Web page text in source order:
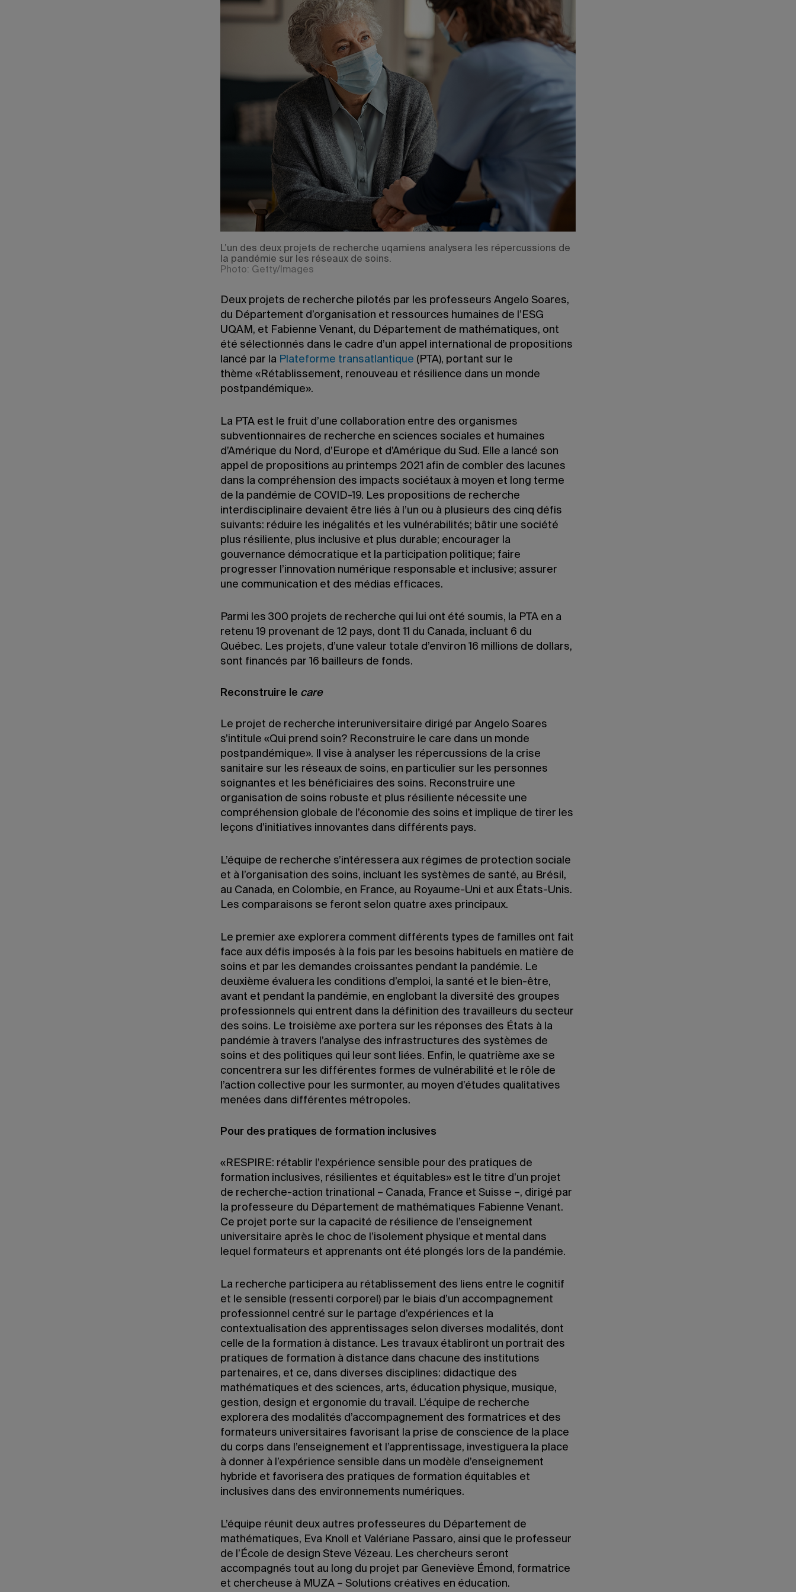
L’un des deux projets de recherche uqamiens analysera les répercussions de
la pandémie sur les réseaux de soins.
Photo: Getty/Images
Deux projets de recherche pilotés par les professeurs Angelo Soares,
du Département d’organisation et ressources humaines de l’ESG
UQAM, et Fabienne Venant, du Département de mathématiques, ont
été sélectionnés dans le cadre d’un appel international de propositions
lancé par la Plateforme transatlantique (PTA), portant sur le
thème «Rétablissement, renouveau et résilience dans un monde
postpandémique».
La PTA est le fruit d’une collaboration entre des organismes
subventionnaires de recherche en sciences sociales et humaines
d’Amérique du Nord, d’Europe et d’Amérique du Sud. Elle a lancé son
appel de propositions au printemps 2021 afin de combler des lacunes
dans la compréhension des impacts sociétaux à moyen et long terme
de la pandémie de COVID-19. Les propositions de recherche
interdisciplinaire devaient être liés à l’un ou à plusieurs des cinq défis
suivants: réduire les inégalités et les vulnérabilités; bâtir une société
plus résiliente, plus inclusive et plus durable; encourager la
gouvernance démocratique et la participation politique; faire
progresser l’innovation numérique responsable et inclusive; assurer
une communication et des médias efficaces.
Parmi les 300 projets de recherche qui lui ont été soumis, la PTA en a
retenu 19 provenant de 12 pays, dont 11 du Canada, incluant 6 du
Québec. Les projets, d’une valeur totale d’environ 16 millions de dollars,
sont financés par 16 bailleurs de fonds.
Reconstruire le care
Le projet de recherche interuniversitaire dirigé par Angelo Soares
s’intitule «Qui prend soin? Reconstruire le care dans un monde
postpandémique». Il vise à analyser les répercussions de la crise
sanitaire sur les réseaux de soins, en particulier sur les personnes
soignantes et les bénéficiaires des soins. Reconstruire une
organisation de soins robuste et plus résiliente nécessite une
compréhension globale de l’économie des soins et implique de tirer les
leçons d’initiatives innovantes dans différents pays.
L’équipe de recherche s’intéressera aux régimes de protection sociale
et à l’organisation des soins, incluant les systèmes de santé, au Brésil,
au Canada, en Colombie, en France, au Royaume-Uni et aux États-Unis.
Les comparaisons se feront selon quatre axes principaux.
Le premier axe explorera comment différents types de familles ont fait
face aux défis imposés à la fois par les besoins habituels en matière de
soins et par les demandes croissantes pendant la pandémie. Le
deuxième évaluera les conditions d’emploi, la santé et le bien-être,
avant et pendant la pandémie, en englobant la diversité des groupes
professionnels qui entrent dans la définition des travailleurs du secteur
des soins. Le troisième axe portera sur les réponses des États à la
pandémie à travers l’analyse des infrastructures des systèmes de
soins et des politiques qui leur sont liées. Enfin, le quatrième axe se
concentrera sur les différentes formes de vulnérabilité et le rôle de
l’action collective pour les surmonter, au moyen d’études qualitatives
menées dans différentes métropoles.
Pour des pratiques de formation inclusives
«RESPIRE: rétablir l’expérience sensible pour des pratiques de
formation inclusives, résilientes et équitables» est le titre d’un projet
de recherche-action trinational – Canada, France et Suisse –, dirigé par
la professeure du Département de mathématiques Fabienne Venant.
Ce projet porte sur la capacité de résilience de l’enseignement
universitaire après le choc de l’isolement physique et mental dans
lequel formateurs et apprenants ont été plongés lors de la pandémie.
La recherche participera au rétablissement des liens entre le cognitif
et le sensible (ressenti corporel) par le biais d’un accompagnement
professionnel centré sur le partage d’expériences et la
contextualisation des apprentissages selon diverses modalités, dont
celle de la formation à distance. Les travaux établiront un portrait des
pratiques de formation à distance dans chacune des institutions
partenaires, et ce, dans diverses disciplines: didactique des
mathématiques et des sciences, arts, éducation physique, musique,
gestion, design et ergonomie du travail. L’équipe de recherche
explorera des modalités d’accompagnement des formatrices et des
formateurs universitaires favorisant la prise de conscience de la place
du corps dans l’enseignement et l’apprentissage, investiguera la place
à donner à l’expérience sensible dans un modèle d’enseignement
hybride et favorisera des pratiques de formation équitables et
inclusives dans des environnements numériques.
L’équipe réunit deux autres professeures du Département de
mathématiques, Eva Knoll et Valériane Passaro, ainsi que le professeur
de l’École de design Steve Vézeau. Les chercheurs seront
accompagnés tout au long du projet par Geneviève Émond, formatrice
et chercheuse à MUZA – Solutions créatives en éducation.